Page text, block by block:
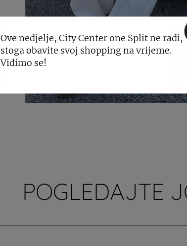
POGLEDAJTE
Ove nedjelje, City Center one Split ne radi,
stoga obavite svoj shopping na vrijeme.
Vidimo se!